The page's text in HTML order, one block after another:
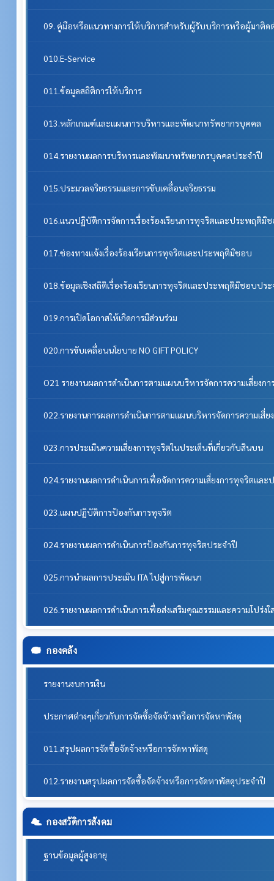
09. คู่มือหรือแนวทางการให้บริการสำหรับผู้รับบริการหรือผู้มาติด
010.E-Service
011.ข้อมูลสถิติการให้บริการ
013.หลักเกณฑ์และแผนการบริหารและพัฒนาทรัพยากรบุคคล
014.รายงานผลการบริหารและพัฒนาทรัพยากรบุคคลประจําปี
015.ประมวลจริยธรรมและการขับเคลื่อนจริยธรรม
016.แนวปฏิบัติการจัดการเรื่องร้องเรียนการทุจริตและประพฤติมิ
017.ช่องทางแจ้งเรื่องร้องเรียนการทุจริตและประพฤติมิชอบ
018.ข้อมูลเชิงสถิติเรื่องร้องเรียนการทุจริตและประพฤติมิชอบปร
019.การเปิดโอกาสให้เกิดการมีส่วนร่วม
020.การขับเคลื่อนนโยบาย NO GIFT POLICY
O21 รายงานผลการดำเนินการตามแผนบริหารจัดการความเสี่ยงก
022.รายงานการผลการดำเนินการตามแผนบริหารจัดการความเสี่
023.การประเมินความเสี่ยงการทุจริตในประเด็นที่เกี่ยวกับสินบน
024.รายงานผลการดำเนินการเพื่อจัดการความเสี่ยงการทุจริตแ
023.แผนปฏิบัติการป้องกันการทุจริต
024.รายงานผลการดำเนินการป้องกันการทุจริตประจำปี
025.การนำผลการประเมิน ITA ไปสู่การพัฒนา
026.รายงานผลการดำเนินการเพื่อส่งเสริมคุณธรรมและความโปร่ง
กองคลัง
รายงานงบการเงิน
ประกาศต่างๆเกี่ยวกับการจัดซื้อจัดจ้างหรือการจัดหาพัสดุ
011.สรุปผลการจัดซื้อจัดจ้างหรือการจัดหาพัสดุ
012.รายงานสรุปผลการจัดซื้อจัดจ้างหรือการจัดหาพัสดุประจำปี
กองสวัดิการสังคม
ฐานข้อมูลผู้สูงอายุ